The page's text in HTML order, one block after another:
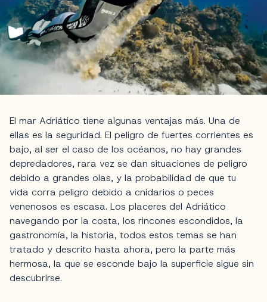
El mar Adriático tiene algunas ventajas más. Una de
ellas es la seguridad. El peligro de fuertes corrientes es
bajo, al ser el caso de los océanos, no hay grandes
depredadores, rara vez se dan situaciones de peligro
debido a grandes olas, y la probabilidad de que tu
vida corra peligro debido a cnidarios o peces
venenosos es escasa. Los placeres del Adriático
navegando por la costa, los rincones escondidos, la
gastronomía, la historia, todos estos temas se han
tratado y descrito hasta ahora, pero la parte más
hermosa, la que se esconde bajo la superficie sigue sin
descubrirse.